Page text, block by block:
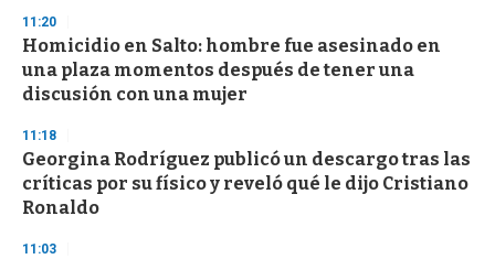
11:20
Homicidio en Salto: hombre fue asesinado en
una plaza momentos después de tener una
discusión con una mujer
11:18
Georgina Rodríguez publicó un descargo tras las
críticas por su físico y reveló qué le dijo Cristiano
Ronaldo
11:03